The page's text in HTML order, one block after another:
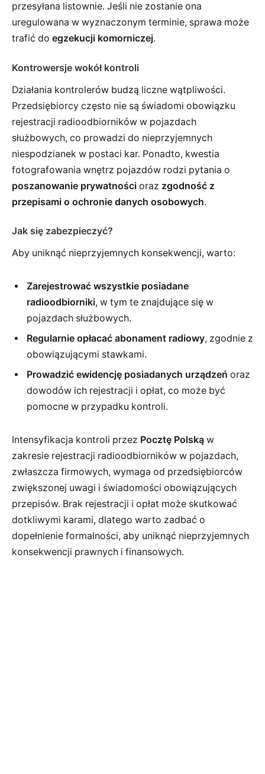
przesyłana listownie. Jeśli nie zostanie ona
uregulowana w wyznaczonym terminie, sprawa może
trafić do egzekucji komorniczej.
Kontrowersje wokół kontroli
Działania kontrolerów budzą liczne wątpliwości.
Przedsiębiorcy często nie są świadomi obowiązku
rejestracji radioodbiorników w pojazdach
służbowych, co prowadzi do nieprzyjemnych
niespodzianek w postaci kar. Ponadto, kwestia
fotografowania wnętrz pojazdów rodzi pytania o
poszanowanie prywatności oraz zgodność z
przepisami o ochronie danych osobowych.
Jak się zabezpieczyć?
Aby uniknąć nieprzyjemnych konsekwencji, warto:
Zarejestrować wszystkie posiadane
radioodbiorniki, w tym te znajdujące się w
pojazdach służbowych.
Regularnie opłacać abonament radiowy, zgodnie z
obowiązującymi stawkami.
Prowadzić ewidencję posiadanych urządzeń oraz
dowodów ich rejestracji i opłat, co może być
pomocne w przypadku kontroli.
Intensyfikacja kontroli przez Pocztę Polską w
zakresie rejestracji radioodbiorników w pojazdach,
zwłaszcza firmowych, wymaga od przedsiębiorców
zwiększonej uwagi i świadomości obowiązujących
przepisów. Brak rejestracji i opłat może skutkować
dotkliwymi karami, dlatego warto zadbać o
dopełnienie formalności, aby uniknąć nieprzyjemnych
konsekwencji prawnych i finansowych.